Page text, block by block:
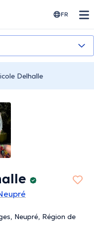
FR
Delhalle
Neupré, Région de